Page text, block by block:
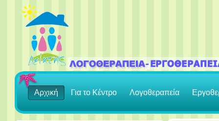
Αρχική Για το Κέντρο Λογοθεραπεία